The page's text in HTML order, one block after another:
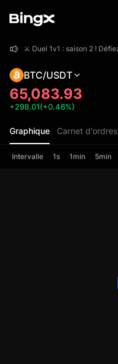
BTC/USDT
65,083.93
+298.01(+0.46%)
Graphique Carnet d'ordres
Intervalle 1s 1min 5min